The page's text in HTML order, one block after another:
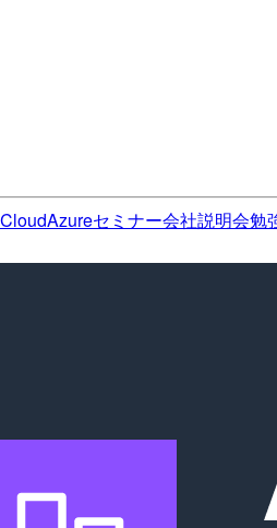
Azureセミナー会社説明会勉